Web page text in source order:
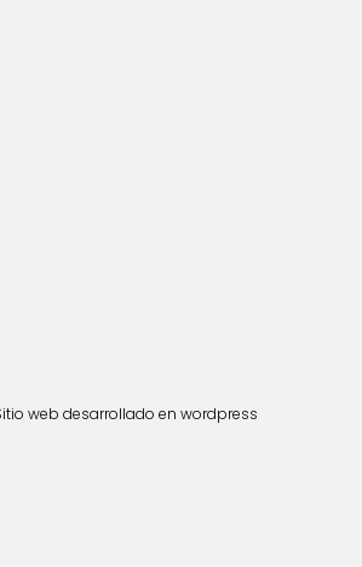
web desarrollado en wordpress